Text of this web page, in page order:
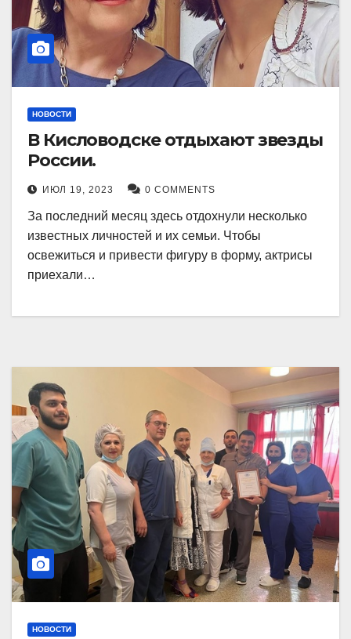
НОВОСТИ
В Кисловодске отдыхают звезды
России.
ИЮЛ 19, 2023 0 COMMENTS
За последний месяц здесь отдохнули несколько
известных личностей и их семьи. Чтобы
освежиться и привести фигуру в форму, актрисы
приехали…
НОВОСТИ